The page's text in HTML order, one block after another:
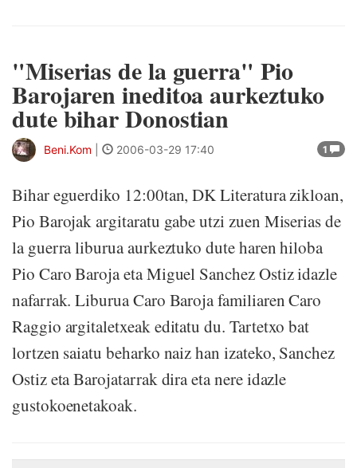
"Miserias de la guerra" Pio
Barojaren ineditoa aurkeztuko
dute bihar Donostian
1
Beni.Kom 2006-03-29 17:40
Bihar eguerdiko 12:00tan, DK Literatura zikloan,
Pio Barojak argitaratu gabe utzi zuen Miserias de
la guerra liburua aurkeztuko dute haren hiloba
Pio Caro Baroja eta Miguel Sanchez Ostiz idazle
nafarrak. Liburua Caro Baroja familiaren Caro
Raggio argitaletxeak editatu du. Tartetxo bat
lortzen saiatu beharko naiz han izateko, Sanchez
Ostiz eta Barojatarrak dira eta nere idazle
gustokoenetakoak.